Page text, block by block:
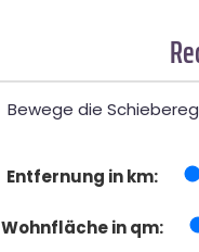
Bewege die
Entfernung in km:
Wohnfläche in qm: